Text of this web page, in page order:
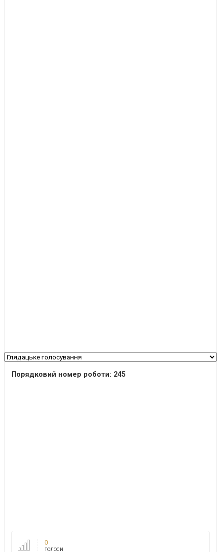
Порядковий номер роботи: 245
0
ГОЛОСИ